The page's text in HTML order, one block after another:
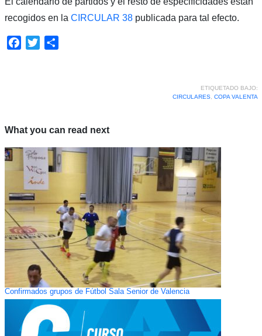
recogidos en la CIRCULAR 38 publicada para tal efecto.
Facebook
Twitter
ETIQUETADO BAJO:
CIRCULARES, COPA VALENTA
What you can read next
Confirmados grupos de Fútbol Sala Senior de Valencia